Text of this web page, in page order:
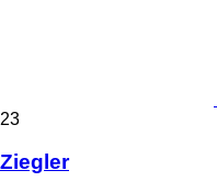
23
Ziegler